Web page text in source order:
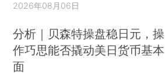
2026年08月06日
分析｜贝森特操盘稳日元，操
作巧思能否撬动美日货币基本
面